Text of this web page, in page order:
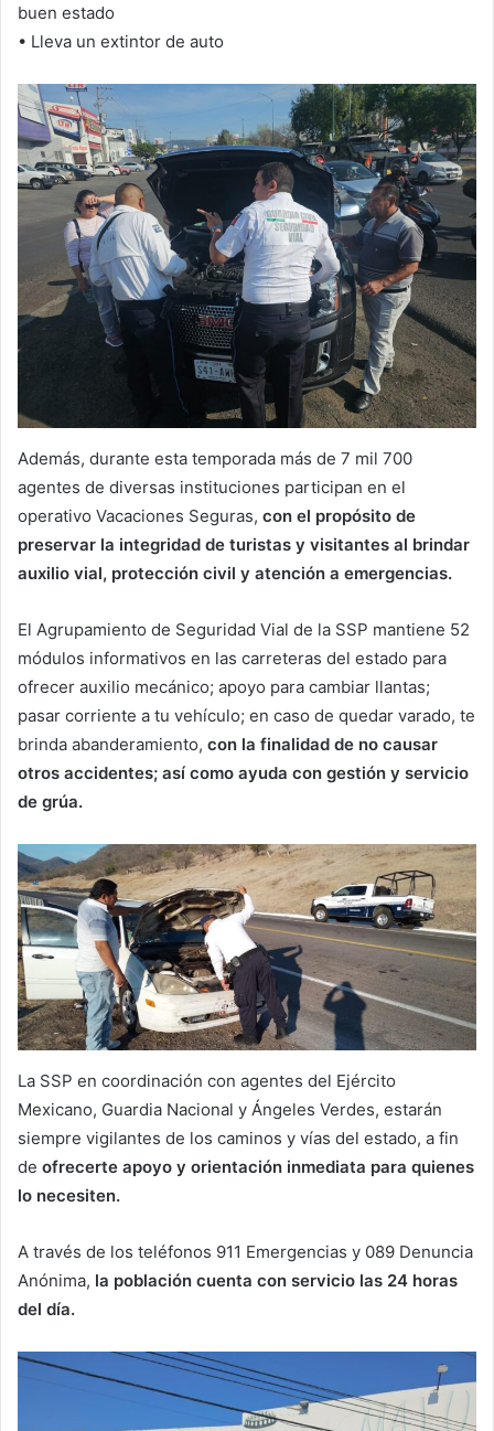
buen estado
• Lleva un extintor de auto
Además, durante esta temporada más de 7 mil 700
agentes de diversas instituciones participan en el
operativo Vacaciones Seguras, con el propósito de
preservar la integridad de turistas y visitantes al brindar
auxilio vial, protección civil y atención a emergencias.
El Agrupamiento de Seguridad Vial de la SSP mantiene 52
módulos informativos en las carreteras del estado para
ofrecer auxilio mecánico; apoyo para cambiar llantas;
pasar corriente a tu vehículo; en caso de quedar varado, te
brinda abanderamiento, con la finalidad de no causar
otros accidentes; así como ayuda con gestión y servicio
de grúa.
La SSP en coordinación con agentes del Ejército
Mexicano, Guardia Nacional y Ángeles Verdes, estarán
siempre vigilantes de los caminos y vías del estado, a fin
de ofrecerte apoyo y orientación inmediata para quienes
lo necesiten.
A través de los teléfonos 911 Emergencias y 089 Denuncia
Anónima, la población cuenta con servicio las 24 horas
del día.